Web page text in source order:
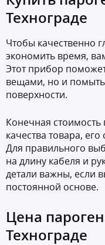
Технограде
Чтобы качественно
экономить время,
Этот прибор
вещами, но и помыть
поверхности.
Конечная стоимость
качества товара,
Для правильного
на длину кабеля и
детали важны, если
постоянной основе.
Цена
Технограде